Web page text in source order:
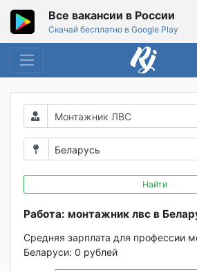
Все вакансии в России
Скачай бесплатно в Google Play
Беларусь
Найти
Работа: монтажник лвс в
Средняя зарплата для профессии
Беларуси: 0 рублей